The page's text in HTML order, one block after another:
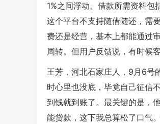
1%之间浮动。借款所需资料包
这个平台不支持随借随还，需
费还是经营，基本上都能通过
周转。但用户反馈说，有时候
王芳，河北石家庄人，9月6号
时心里也没底，毕竟自己征信
到钱就到账了。最关键的是，
能贷款，这下我总算松了口气